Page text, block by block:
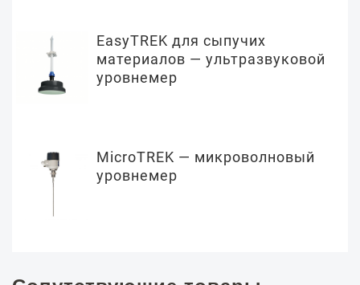
EasyTREK для сыпучих
материалов — ультразвуковой
уровнемер
MicroTREK — микроволновый
уровнемер